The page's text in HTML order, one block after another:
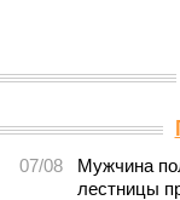
07/08
Мужчина
лестницы